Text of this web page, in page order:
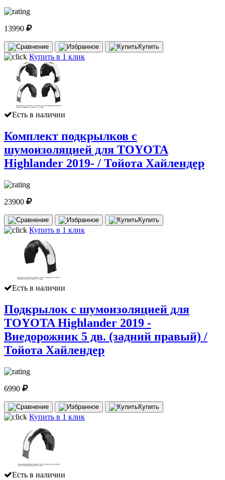
13990
Купить
Купить в 1 клик
Есть в наличии
Комплект подкрылков с
шумоизоляцией для TOYOTA
Highlander 2019- / Тойота Хайлендер
23900
Купить
Купить в 1 клик
Есть в наличии
Подкрылок с шумоизоляцией для
TOYOTA Highlander 2019 -
Внедорожник 5 дв. (задний правый) /
Тойота Хайлендер
6990
Купить
Купить в 1 клик
Есть в наличии